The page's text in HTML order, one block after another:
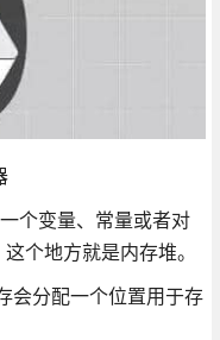
个变量、常量或者对
个地方就是内存堆。
会分配一个位置用于存